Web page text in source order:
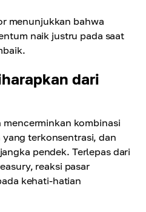
menunjukkan bahwa
naik justru pada saat
dari
kombinasi
terkonsentrasi, dan
pendek. Terlepas dari
reaksi pasar
kehati-hatian